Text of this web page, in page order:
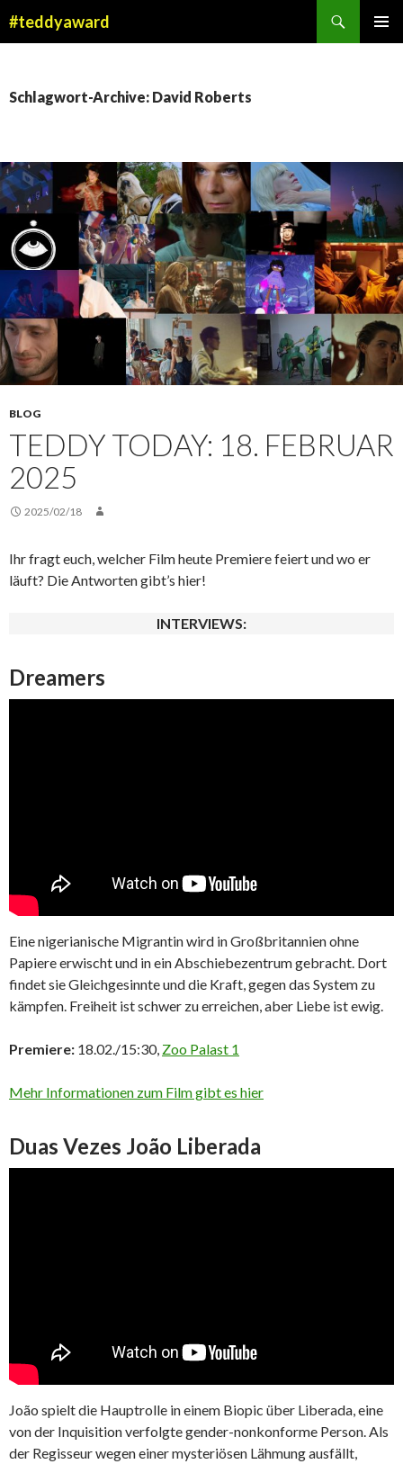
#teddyaward
Schlagwort-Archive: David Roberts
BLOG
TEDDY TODAY: 18. FEBRUAR
2025
2025/02/18
Ihr fragt euch, welcher Film heute Premiere feiert und wo er
läuft? Die Antworten gibt’s hier!
INTERVIEWS:
Dreamers
Eine nigerianische Migrantin wird in Großbritannien ohne
Papiere erwischt und in ein Abschiebezentrum gebracht. Dort
findet sie Gleichgesinnte und die Kraft, gegen das System zu
kämpfen. Freiheit ist schwer zu erreichen, aber Liebe ist ewig.
Premiere: 18.02./15:30, Zoo Palast 1
Mehr Informationen zum Film gibt es hier
Duas Vezes João Liberada
João spielt die Hauptrolle in einem Biopic über Liberada, eine
von der Inquisition verfolgte gender-nonkonforme Person. Als
der Regisseur wegen einer mysteriösen Lähmung ausfällt,